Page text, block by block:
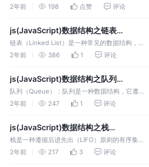
通过唯一的键来访问对应的值。这种数据结构可
入和删除数据。
2年前 198 点赞 评论
js(JavaScript)数据结构之链表
（Linked List）
链表（Linked List）是一种常见的数据结构，
它由一系列节点组成，每个节点都包含了数据和
2年前 386 1 评论
js(JavaScript)数据结构之队列
（Queue）
队列（Queue）：队列是一种数据结构，它遵
循先进先出（FIFO）的原则，即最先进入队列
队列比喻为排队等待服务的人群，如在银行排队
或者日常购物排队。
2年前 247 1 评论
js(JavaScript)数据结构之栈
（Stack）
栈是一种遵循后进先出（LIFO）原则的有序集
合。新添加的或待删除的元素都保存在栈的同一
2年前 217 3 评论